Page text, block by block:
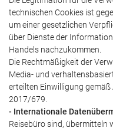
technischen Cookies ist
um einer gesetzlichen
über Dienste der
Handels nachzukommen.
Die Rechtmäßigkeit der
Media- und
erteilten Einwilligung gemäß
2017/679.
- Internationale
Reisebüro sind, übermitteln